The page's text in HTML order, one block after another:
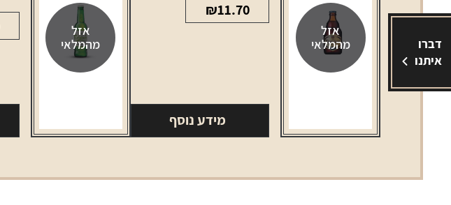
דברו
איתנו
אזל
מהמלאי
₪11.70
מידע נוסף
אזל
מהמלאי